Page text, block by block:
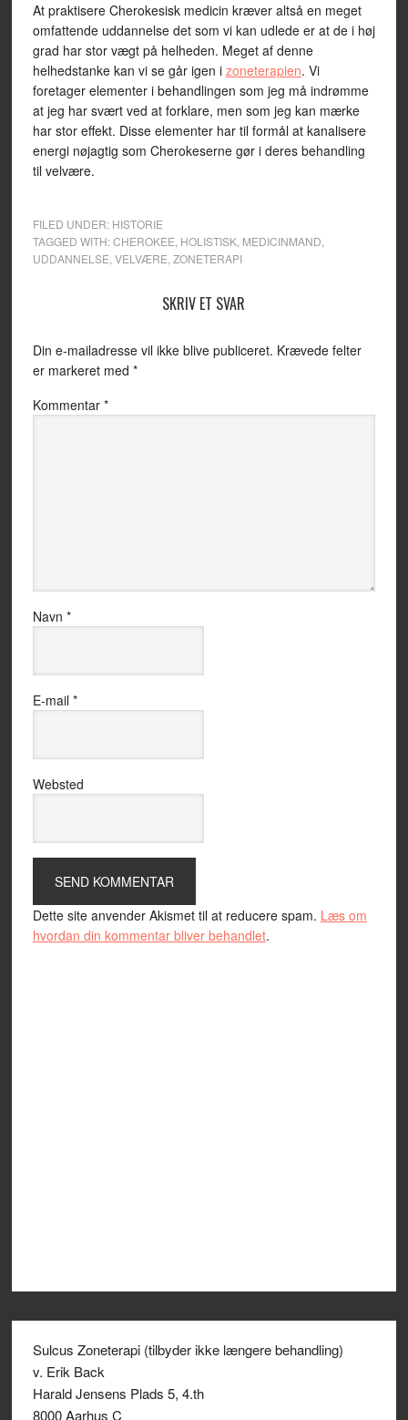
At praktisere Cherokesisk medicin kræver altså en meget
omfattende uddannelse det som vi kan udlede er at de i høj
grad har stor vægt på helheden. Meget af denne
helhedstanke kan vi se går igen i zoneterapien. Vi
foretager elementer i behandlingen som jeg må indrømme
at jeg har svært ved at forklare, men som jeg kan mærke
har stor effekt. Disse elementer har til formål at kanalisere
energi nøjagtig som Cherokeserne gør i deres behandling
til velvære.
FILED UNDER: HISTORIE
TAGGED WITH:CHEROKEE HOLISTISK, MEDICINMAND
UDDANNELSE VELVÆRE ZONETERAPI
SKRIV ET SVAR
Din e-mailadresse vil ikke blive publiceret. Krævede felter
er markeret med *
Kommentar *
Navn *
E-mail *
Websted
Dette site anvender Akismet til at reducere spam. Læs om
hvordan din kommentar bliver behandlet.
Sulcus Zoneterapi (tilbyder ikke længere behandling)
v. Erik Back
Harald Jensens Plads 5, 4.th
8000 Aarhus C